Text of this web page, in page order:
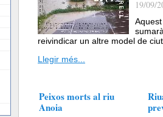
19/09/
reivindicar un altre model de
Llegir més...
Peixos morts al riu
Anoia